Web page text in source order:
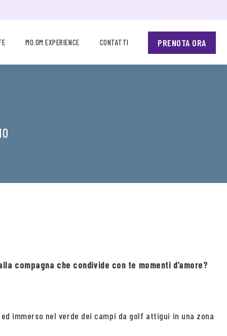
MO.OM EXPERIENCE CONTATTI PRENOTA ORA
compagna che condivide con te momenti d’amore?
immerso nel verde dei campi da golf attigui in una zona